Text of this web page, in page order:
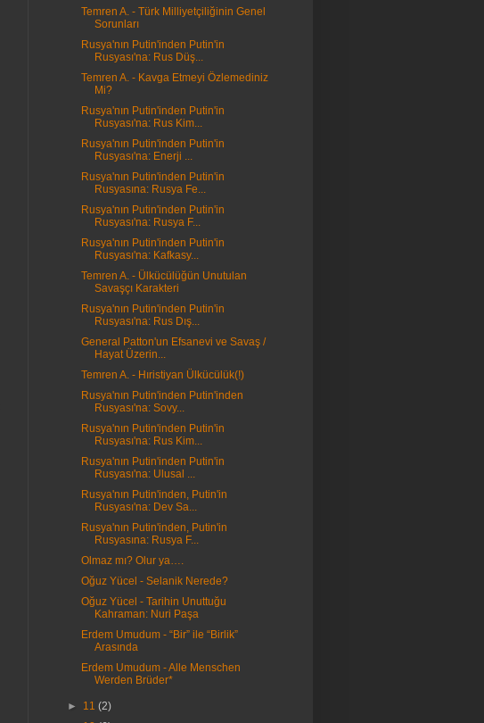
Temren A. - Türk Milliyetçiliğinin Genel
Sorunları
Rusya'nın Putin'inden Putin'in
Rusyası'na: Rus Düş...
Temren A. - Kavga Etmeyi Özlemediniz
Mi?
Rusya'nın Putin'inden Putin'in
Rusyası'na: Rus Kim...
Rusya'nın Putin'inden Putin'in
Rusyası'na: Enerji ...
Rusya'nın Putin'inden Putin'in
Rusyasına: Rusya Fe...
Rusya'nın Putin'inden Putin'in
Rusyası'na: Rusya F...
Rusya'nın Putin'inden Putin'in
Rusyası'na: Kafkasy...
Temren A. - Ülkücülüğün Unutulan
Savaşçı Karakteri
Rusya'nın Putin'inden Putin'in
Rusyası'na: Rus Dış...
General Patton'un Efsanevi ve Savaş /
Hayat Üzerin...
Temren A. - Hıristiyan Ülkücülük(!)
Rusya'nın Putin'inden Putin'inden
Rusyası'na: Sovy...
Rusya'nın Putin'inden Putin'in
Rusyası'na: Rus Kim...
Rusya'nın Putin'inden Putin'in
Rusyası'na: Ulusal ...
Rusya'nın Putin'inden, Putin'in
Rusyası'na: Dev Sa...
Rusya'nın Putin'inden, Putin'in
Rusyasına: Rusya F...
Olmaz mı? Olur ya….
Oğuz Yücel - Selanik Nerede?
Oğuz Yücel - Tarihin Unuttuğu
Kahraman: Nuri Paşa
Erdem Umudum - “Bir” ile “Birlik”
Arasında
Erdem Umudum - Alle Menschen
Werden Brüder*
► 11(2)